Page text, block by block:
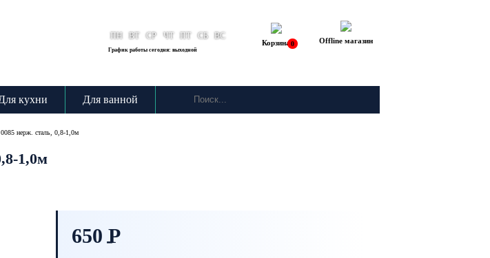
ПН ВТ СР ЧТ ПТ СБ ВС
График работы сегодня: выходной
0
Корзина Offline магазин
кухни Для ванной
нерж. сталь, 0,8-1,0м
1,0м
650P
-